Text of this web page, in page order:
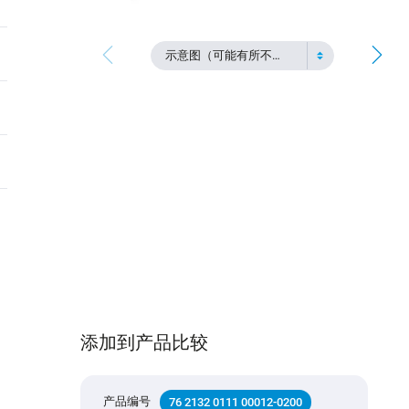
示意图（可能有所不同）
添加到产品比较
产品编号 76 2132 0111 00012-0200